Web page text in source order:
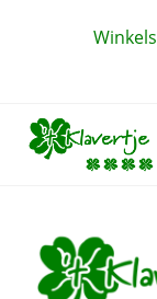
Winkels